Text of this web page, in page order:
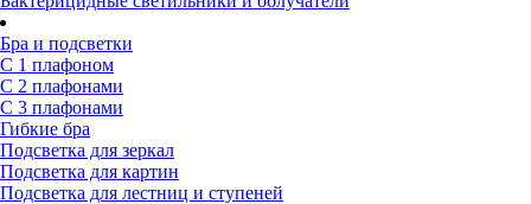
Бра и подсветки
С 1 плафоном
С 2 плафонами
С 3 плафонами
Гибкие бра
Подсветка для зеркал
Подсветка для картин
Подсветка для лестниц и ступеней